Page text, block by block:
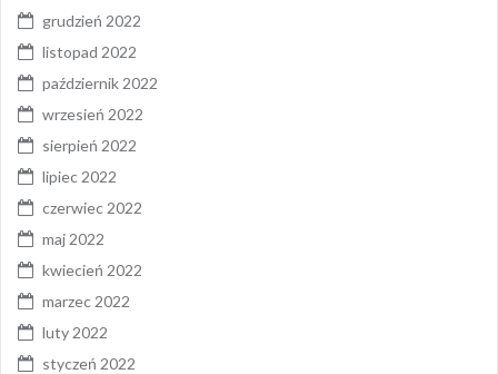
grudzień 2022
listopad 2022
październik 2022
wrzesień 2022
sierpień 2022
lipiec 2022
czerwiec 2022
maj 2022
kwiecień 2022
marzec 2022
luty 2022
styczeń 2022